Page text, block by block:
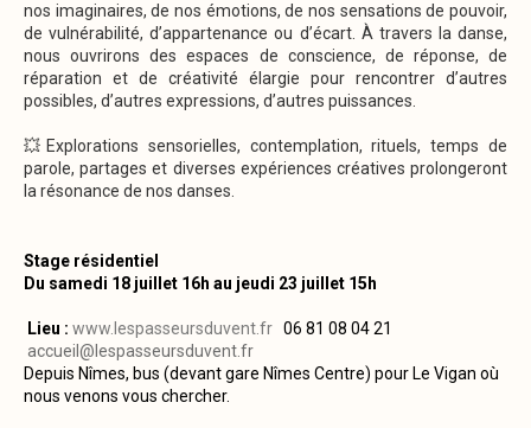
nos imaginaires, de nos émotions, de nos sensations de pouvoir,
de vulnérabilité, d’appartenance ou d’écart. À travers la danse,
nous ouvrirons des espaces de conscience, de réponse, de
réparation et de créativité élargie pour rencontrer d’autres
possibles, d’autres expressions, d’autres puissances.
💥Explorations sensorielles, contemplation, rituels, temps de
parole, partages et diverses expériences créatives prolongeront
la résonance de nos danses.
Stage résidentiel
Du samedi 18 juillet 16h au jeudi 23 juillet 15h
Lieu : www.lespasseursduvent.fr 06 81 08 04 21
accueil@lespasseursduvent.fr
Depuis Nîmes, bus (devant gare Nîmes Centre) pour Le Vigan où
nous venons vous chercher.